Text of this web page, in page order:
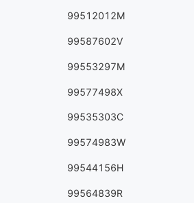
99512012M
99587602V
99553297M
99577498X
99535303C
99574983W
99544156H
99564839R